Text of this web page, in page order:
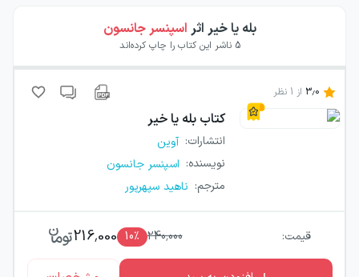
بله یا خیر اثر اسپنسر جانسون
5 ناشر این کتاب را چاپ کرده‌اند
3.0 از 1 نظر
کتاب بله یا خیر
انتشارات: آوین
نویسنده: اسپنسر جانسون
مترجم: ناهید سپهرپور
قیمت: 240,000
10٪ 216,000